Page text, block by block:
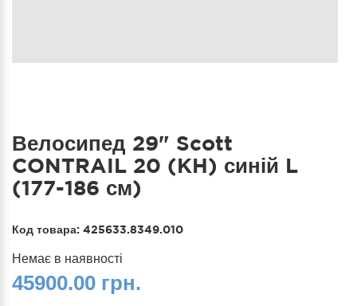
Велосипед 29" Scott
CONTRAIL 20 (KH) синій L
(177-186 см)
Код товара: 425633.8349.010
Немає в наявності
45900.00 грн.